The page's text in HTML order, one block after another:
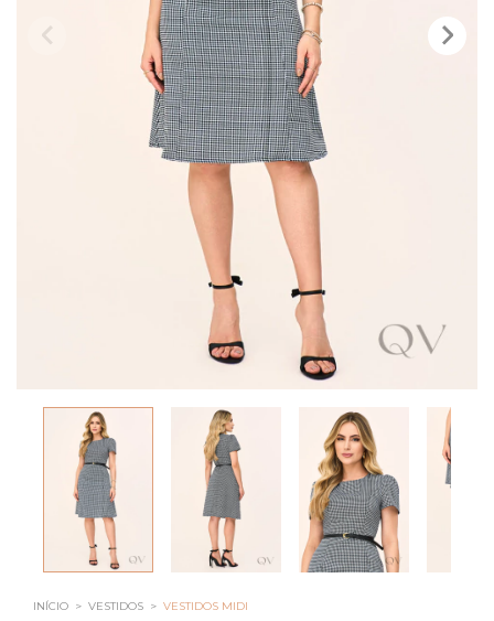
INÍCIO > VESTIDOS > VESTIDOS MIDI